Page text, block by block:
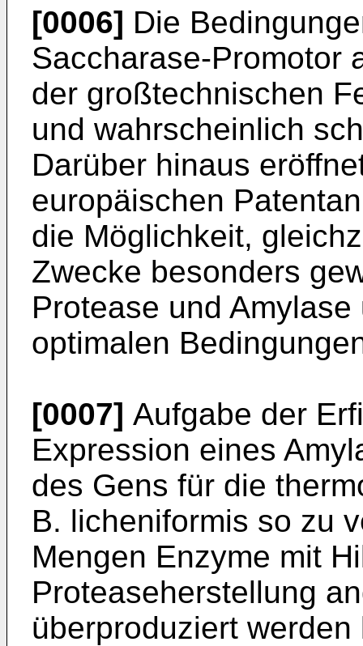
[0006] Die
Saccharase-Promotor
der großtechnischen
und wahrscheinlich
Darüber hinaus
europäischen
die Möglichkeit,
Zwecke be­sonders
Protease und
optimalen
[0007] Aufgabe der
Expression eines
des Gens für die
B. licheniformis so zu
Mengen Enzyme mit
Proteaseherstellung
überproduziert werden